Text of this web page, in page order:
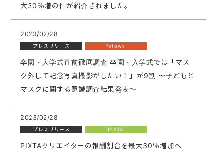
大30％増の件が紹介されました。
2023/02/28
プレスリリース fotowa
卒園・入学式直前徹底調査 卒園・入学式では「マス
ク外して記念写真撮影がしたい！」が9割 〜子どもと
マスクに関する意識調査結果発表〜
2023/02/28
プレスリリース PIXTA
PIXTAクリエイターの報酬割合を最大30％増加へ